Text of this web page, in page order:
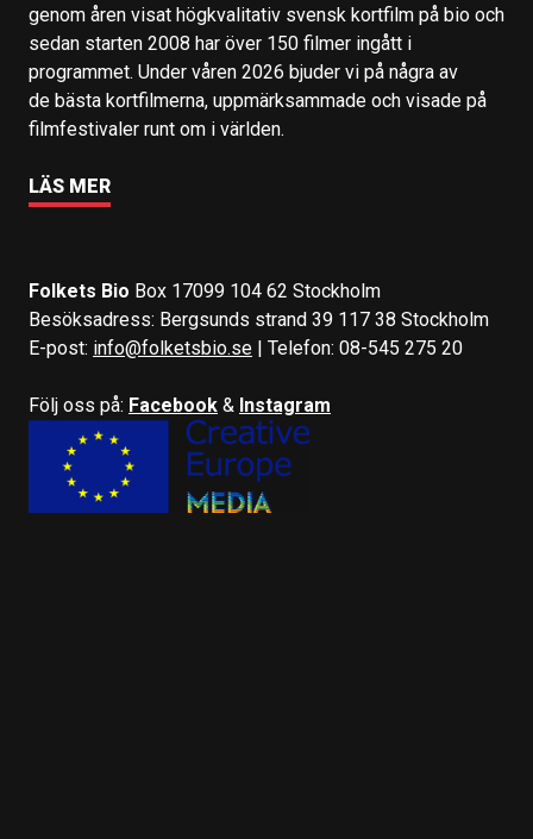
genom åren visat högkvalitativ svensk kortfilm på bio och
sedan starten 2008 har över 150 filmer ingått i
programmet. Under våren 2026 bjuder vi på några av
de bästa kortfilmerna, uppmärksammade och visade på
filmfestivaler runt om i världen.
LÄS MER
Folkets Bio Box 17099 104 62 Stockholm
Besöksadress: Bergsunds strand 39 117 38 Stockholm
E-post: info@folketsbio.se | Telefon: 08-545 275 20
Följ oss på: Facebook & Instagram